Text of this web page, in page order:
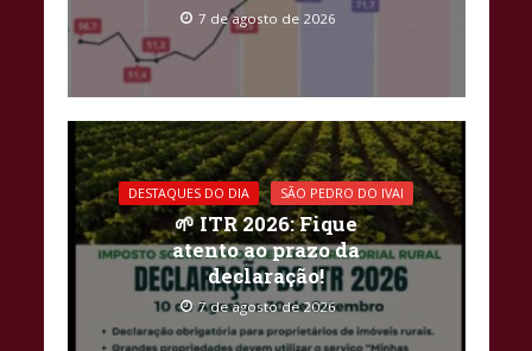
7 de agosto de 2026
DESTAQUES DO DIA SÃO PEDRO DO IVAI
🌱 ITR 2026: Fique
atento ao prazo da
declaração!
7 de agosto de 2026